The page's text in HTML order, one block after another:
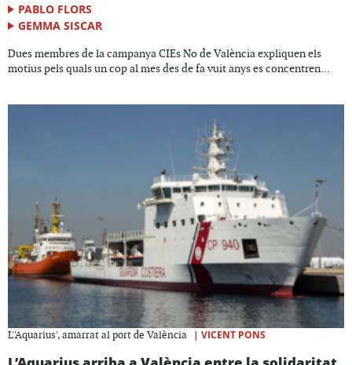
PABLO FLORS
GEMMA SISCAR
Dues membres de la campanya CIEs No de València expliquen els
motius pels quals un cop al mes des de fa vuit anys es concentren...
L''Aquarius', amarrat al port de València | VICENT PONS